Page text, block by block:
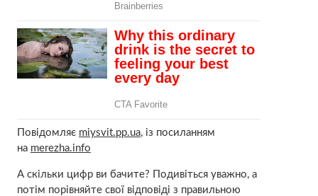
Повідомляє miysvit.pp.ua, із посиланням
на merezha.info
А скільки цифр ви бачите? Подивіться уважно, а
потім порівняйте свої відповіді з правильною